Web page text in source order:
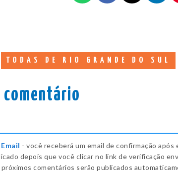
TODAS DE RIO GRANDE DO SUL
comentário
- você receberá um email de confirmação
depois que você clicar no link de verificação
comentários serão publicados